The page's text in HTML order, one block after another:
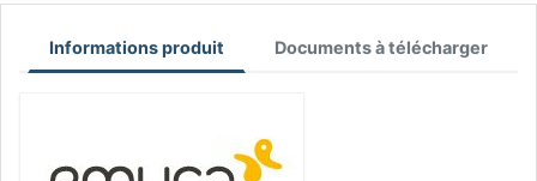
Informations produit Documents à télécharger